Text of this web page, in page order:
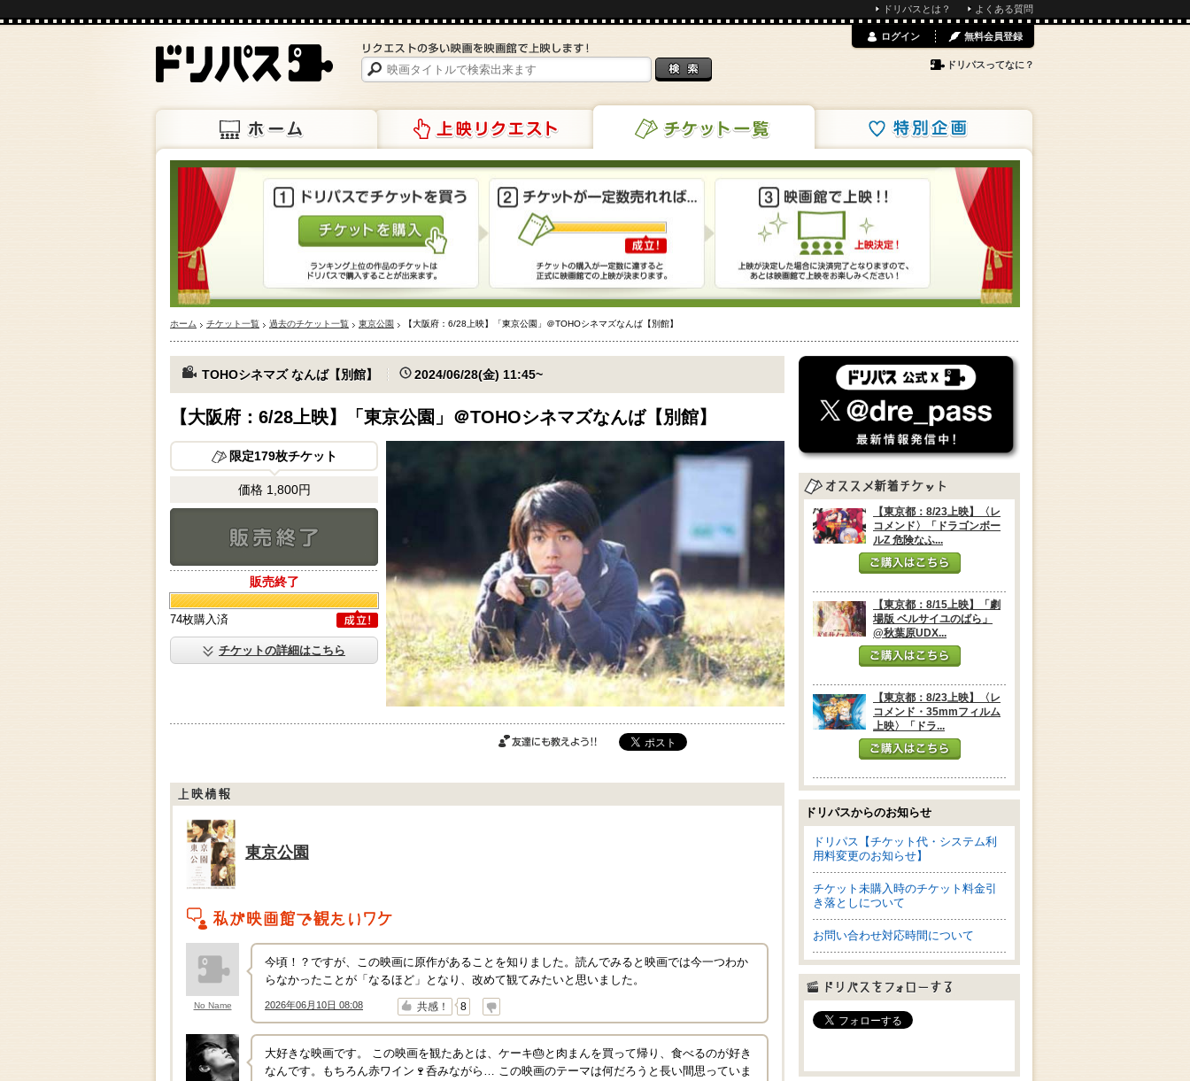
ドリパスとは？ よくある質問
上映リクエスト 特別企画
ログイン 無料会員登録
ドリパスってなに？
ホーム チケット一覧 過去のチケット一覧 東京公園 【大阪府：6/28上映】「東京公園」＠TOHOシネマズなんば【別館】
TOHOシネマズ なんば【別館】 2024/06/28(金) 11:45~
【大阪府：6/28上映】「東京公園」＠TOHOシネマズなんば【別館】
限定179枚チケット
価格 1,800円
販売終了
販売終了
74枚購入済
成立
チケットの詳細はこちら
上映情報
東京公園
私がこの作品を映画館で観たいワケ
No Name
今頃！？ですが、この映画に原作があることを知りました。読んでみると映画では今一つわか
らなかったことが「なるほど」となり、改めて観てみたいと思いました。
2026年06月10日 08:08
↑ 共感！ 8
↓
大好きな映画です。 この映画を観たあとは、ケーキ🎂と肉まんを買って帰り、食べるのが好き
なんです。もちろん赤ワイン🍷呑みながら… この映画のテーマは何だろうと長い間思っていま
【東京都：8/23上映】〈レ
コメンド〉「ドラゴンボー
ルZ 危険なふ...
ご購入はこちら
【東京都：8/15上映】「劇
場版 ベルサイユのばら」
@秋葉原UDX...
ご購入はこちら
【東京都：8/23上映】〈レ
コメンド・35mmフィルム
上映〉「ドラ...
ご購入はこちら
ドリパスからのお知らせ
ドリパス【チケット代・システム利
用料変更のお知らせ】
チケット未購入時のチケット料金引
き落としについて
お問い合わせ対応時間について
ドリパスをフォローする